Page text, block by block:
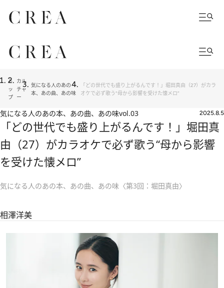
ト
ッ
プ
カル
チャ
ー
気になる人のあの
本、あの曲、あの味
「どの世代でも盛り上がるんです！」堀田真由（27）がカラ
オケで必ず歌う“母から影響を受けた懐メロ”
気になる人のあの本、あの曲、あの味vol.03 2025.8.5
「どの世代でも盛り上がるんです！」堀田真
由（27）がカラオケで必ず歌う“母から影響
を受けた懐メロ”
気になる人のあの本、あの曲、あの味〈第3回：堀田真由〉
相澤洋美